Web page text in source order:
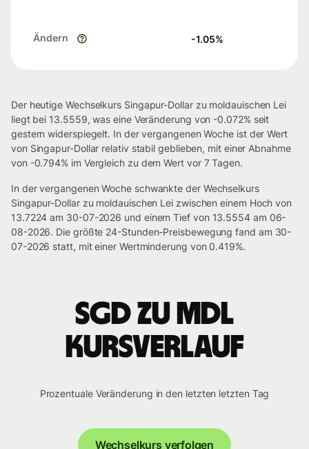
Ändern -1.05%
Der heutige Wechselkurs Singapur-Dollar zu moldauischen Lei
liegt bei 13.5559, was eine Veränderung von -0.072% seit
gestern widerspiegelt. In der vergangenen Woche ist der Wert
von Singapur-Dollar relativ stabil geblieben, mit einer Abnahme
von -0.794% im Vergleich zu dem Wert vor 7 Tagen.
In der vergangenen Woche schwankte der Wechselkurs
Singapur-Dollar zu moldauischen Lei zwischen einem Hoch von
13.7224 am 30-07-2026 und einem Tief von 13.5554 am 06-
08-2026. Die größte 24-Stunden-Preisbewegung fand am 30-
07-2026 statt, mit einer Wertminderung von 0.419%.
SGD zu MDL
Kursverlauf
Prozentuale Veränderung in den letzten letzten Tag
Wechselkurs verfolgen